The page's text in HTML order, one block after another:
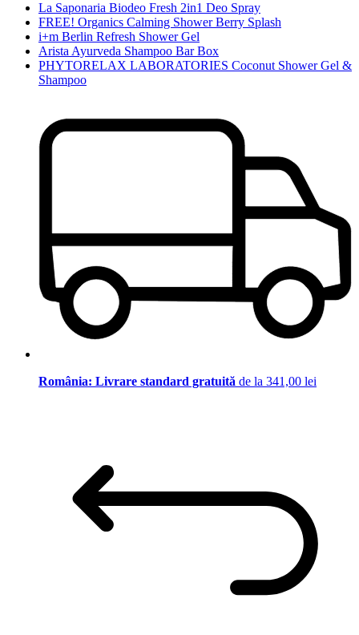
La Saponaria Biodeo Fresh 2in1 Deo Spray
FREE! Organics Calming Shower Berry Splash
i+m Berlin Refresh Shower Gel
Arista Ayurveda Shampoo Bar Box
PHYTORELAX LABORATORIES Coconut Shower Gel &
Shampoo
România: Livrare standard gratuită de la 341,00 lei